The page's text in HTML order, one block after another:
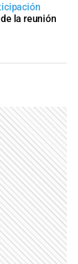
la reunión